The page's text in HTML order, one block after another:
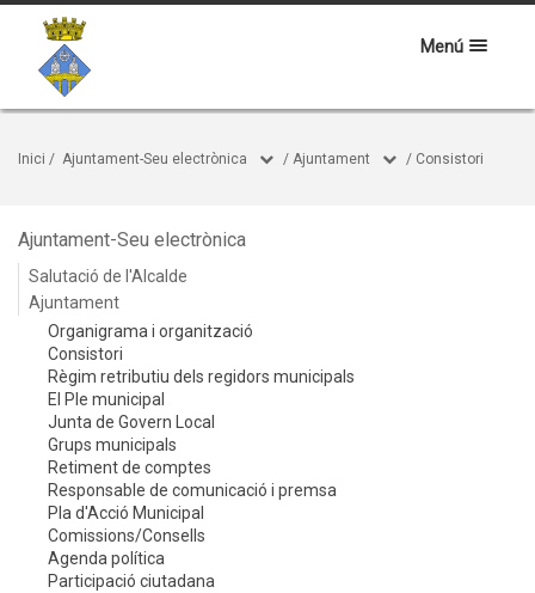
Menú
Inici / Ajuntament-Seu electrònica / Ajuntament / Consistori
Ajuntament-Seu electrònica
Salutació de l'Alcalde
Ajuntament
Organigrama i organització
Consistori
Règim retributiu dels regidors municipals
El Ple municipal
Junta de Govern Local
Grups municipals
Retiment de comptes
Responsable de comunicació i premsa
Pla d'Acció Municipal
Comissions/Consells
Agenda política
Participació ciutadana